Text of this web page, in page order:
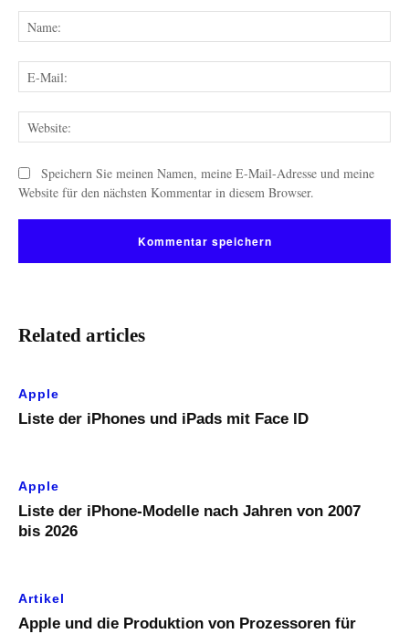
Speichern Sie meinen Namen, meine E-Mail-Adresse und meine
Website für den nächsten Kommentar in diesem Browser.
Related articles
Apple
Liste der iPhones und iPads mit Face ID
Apple
Liste der iPhone-Modelle nach Jahren von 2007
bis 2026
Artikel
Apple und die Produktion von Prozessoren für